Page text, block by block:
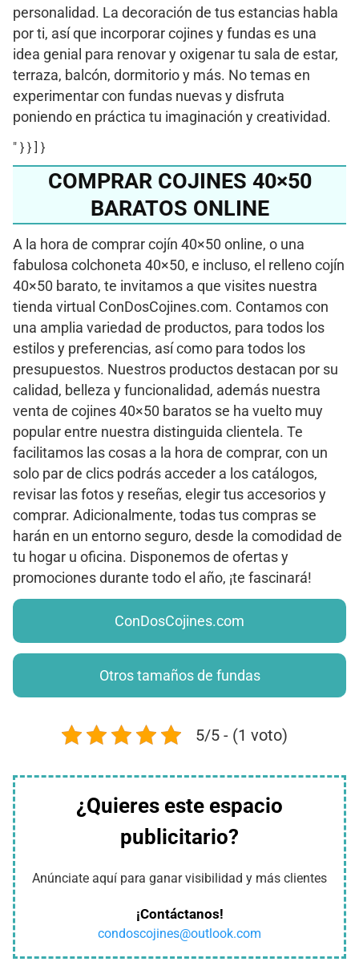
personalidad. La decoración de tus estancias habla
por ti, así que incorporar cojines y fundas es una
idea genial para renovar y oxigenar tu sala de estar,
terraza, balcón, dormitorio y más. No temas en
experimentar con fundas nuevas y disfruta
poniendo en práctica tu imaginación y creatividad.
" } } ] }
COMPRAR COJINES 40×50
BARATOS ONLINE
A la hora de comprar cojín 40×50 online, o una
fabulosa colchoneta 40×50, e incluso, el relleno cojín
40×50 barato, te invitamos a que visites nuestra
tienda virtual ConDosCojines.com. Contamos con
una amplia variedad de productos, para todos los
estilos y preferencias, así como para todos los
presupuestos. Nuestros productos destacan por su
calidad, belleza y funcionalidad, además nuestra
venta de cojines 40×50 baratos se ha vuelto muy
popular entre nuestra distinguida clientela. Te
facilitamos las cosas a la hora de comprar, con un
solo par de clics podrás acceder a los catálogos,
revisar las fotos y reseñas, elegir tus accesorios y
comprar. Adicionalmente, todas tus compras se
harán en un entorno seguro, desde la comodidad de
tu hogar u oficina. Disponemos de ofertas y
promociones durante todo el año, ¡te fascinará!
ConDosCojines.com
Otros tamaños de fundas
5/5 - (1 voto)
¿Quieres este espacio
publicitario?
Anúnciate aquí para ganar visibilidad y más clientes
¡Contáctanos!
condoscojines@outlook.com